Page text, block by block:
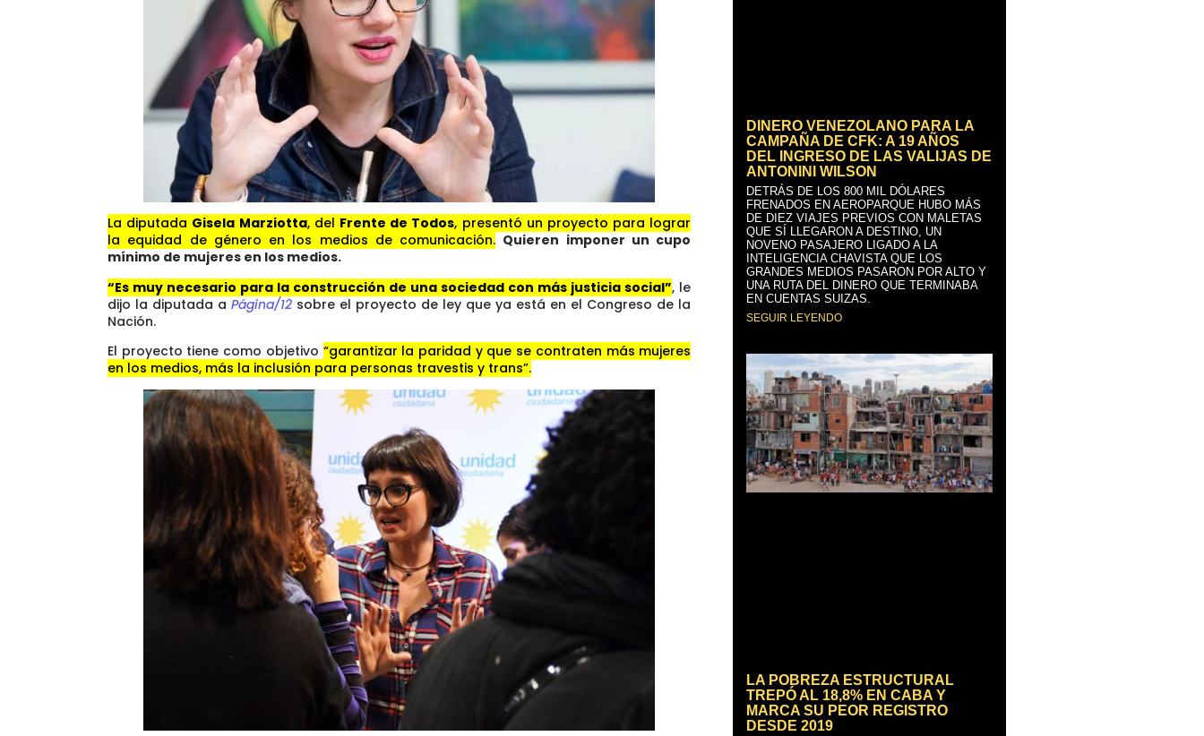
La diputada Gisela Marziotta, del Frente de Todos, presentó un proyecto para lograr
la equidad de género en los medios de comunicación. Quieren imponer un cupo
mínimo de mujeres en los medios.
“Es muy necesario para la construcción de una sociedad con más justicia social”, le
dijo la diputada aPágina/12 sobre el proyecto de ley que ya está en el Congreso de la
Nación.
El proyecto tiene como objetivo “garantizar la paridad y que se contraten más mujeres
en los medios, más la inclusión para personas travestis y trans”.
DINERO VENEZOLANO PARA LA
CAMPAÑA DE CFK: A 19 AÑOS
DEL INGRESO DE LAS VALIJAS DE
ANTONINI WILSON
DETRÁS DE LOS 800 MIL DÓLARES
FRENADOS EN AEROPARQUE HUBO MÁS
DE DIEZ VIAJES PREVIOS CON MALETAS
QUE SÍ LLEGARON A DESTINO, UN
NOVENO PASAJERO LIGADO A LA
INTELIGENCIA CHAVISTA QUE LOS
GRANDES MEDIOS PASARON POR ALTO Y
UNA RUTA DEL DINERO QUE TERMINABA
EN CUENTAS SUIZAS.
SEGUIR LEYENDO
LA POBREZA ESTRUCTURAL
TREPÓ AL 18,8% EN CABA Y
MARCA SU PEOR REGISTRO
DESDE 2019